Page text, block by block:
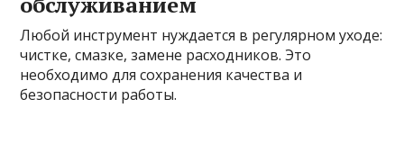
Любой инструмент нуждается в регулярном уходе:
чистке, смазке, замене расходников. Это
необходимо для сохранения качества и
безопасности работы.